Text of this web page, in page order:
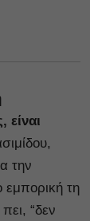
την
τη
“δεν